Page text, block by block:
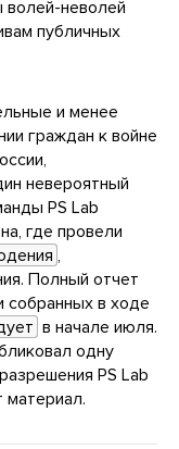
волей-неволей
публичных
и менее
граждан к войне
невероятный
PS Lab
где провели
,
Полный отчет
собранных в ходе
в начале июля.
одну
PS Lab
материал.